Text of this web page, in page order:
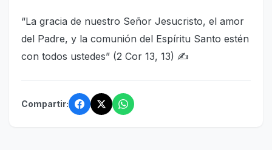
“La gracia de nuestro Señor Jesucristo, el amor
del Padre, y la comunión del Espíritu Santo estén
con todos ustedes” (2 Cor 13, 13) ✍
Compartir: